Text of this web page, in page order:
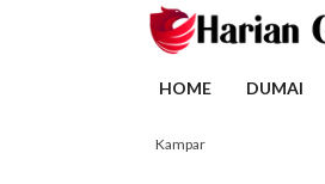
HOME DUMAI
Kampar